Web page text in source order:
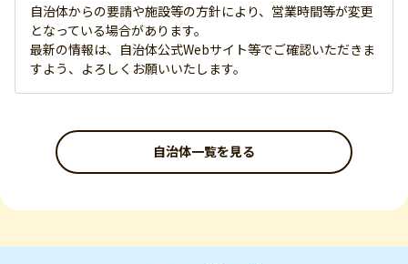
自治体からの要請や施設等の方針により、営業時間等が変更
となっている場合があります。
最新の情報は、自治体公式Webサイト等でご確認いただきま
すよう、よろしくお願いいたします。
自治体一覧を見る